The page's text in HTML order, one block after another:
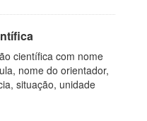
científica com nome
nome do orientador,
situação, unidade